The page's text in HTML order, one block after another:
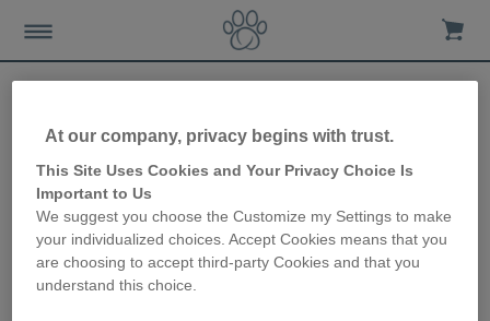
De functie avondklok van
de kattendeur is een
rustgevend idee voor de
katteneigenaar
At our company, privacy begins with trust.
This Site Uses Cookies and Your Privacy Choice Is
Important to Us
We suggest you choose the Customize my Settings to make
your individualized choices. Accept Cookies means that you
are choosing to accept third-party Cookies and that you
understand this choice.